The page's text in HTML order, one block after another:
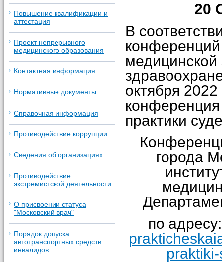
20
В
медицинской
октября 2022
практики
города
по
Повышение квалификации и
аттестация
Проект непрерывного
медицинского образования
Контактная информация
Нормативные документы
Справочная информация
Противодействие коррупции
Сведения об организациях
Противодействие
экстремистской деятельности
О присвоении статуса
"Московский врач"
Порядок допуска
автотранспортных средств
инвалидов